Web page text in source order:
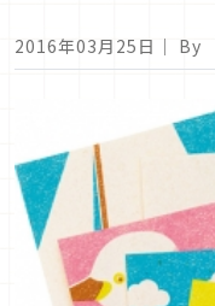
2016年03月25日 ｜ By